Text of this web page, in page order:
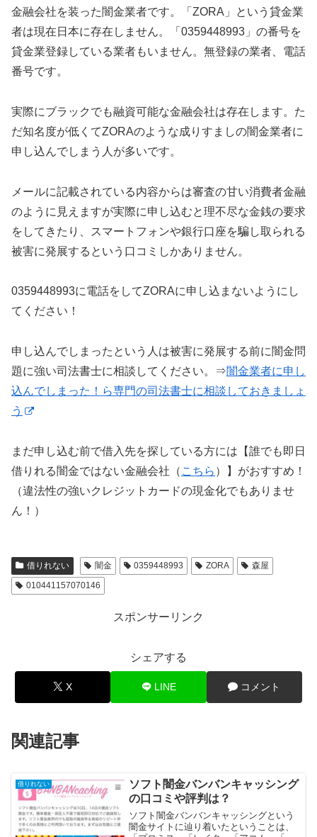
金融会社を装った闇金業者です。「ZORA」という貸金業
者は現在日本に存在しません。「0359448993」の番号を
貸金業登録している業者もいません。無登録の業者、電話
番号です。
実際にブラックでも融資可能な金融会社は存在します。た
だ知名度が低くてZORAのような成りすましの闇金業者に
申し込んでしまう人が多いです。
メールに記載されている内容からは審査の甘い消費者金融
のように見えますが実際に申し込むと理不尽な金銭の要求
をしてきたり、スマートフォンや銀行口座を騙し取られる
被害に発展するという口コミしかありません。
0359448993に電話をしてZORAに申し込まないようにし
てください！
申し込んでしまったという人は被害に発展する前に闇金問
題に強い司法書士に相談してください。⇒闇金業者に申し
込んでしまった！ら専門の司法書士に相談しておきましょ
う
まだ申し込む前で借入先を探している方には【誰でも即日
借りれる闇金ではない金融会社（ こちら ）】がおすすめ！
（違法性の強いクレジットカードの現金化でもありませ
ん！）
借りれない 闇金 0359448993 ZORA
森屋
010441157070146
スポンサーリンク
シェアする
X LINE コメント
関連記事
借りれない
ソフト闇金バンバンキャッシング
の口コミや評判は？
ソフト闇金バンバンキャッシングという
闇金サイトに辿り着いたということは、